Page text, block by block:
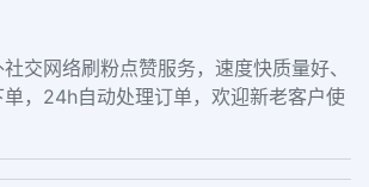
交网络刷粉点赞服务，速度快质量好、
，24h自动处理订单，欢迎新老客户使